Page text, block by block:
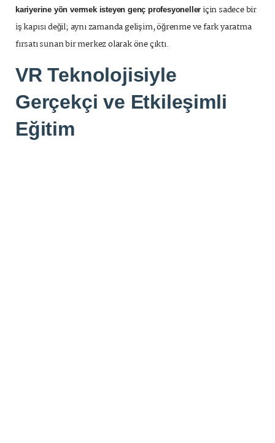
kariyerine yön vermek isteyen genç profesyoneller için sadece bir
iş kapısı değil; aynı zamanda gelişim, öğrenme ve fark yaratma
fırsatı sunan bir merkez olarak öne çıktı.
VR Teknolojisiyle
Gerçekçi ve Etkileşimli
Eğitim